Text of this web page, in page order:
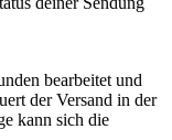
bearbeitet und
der Versand in der
kann sich die